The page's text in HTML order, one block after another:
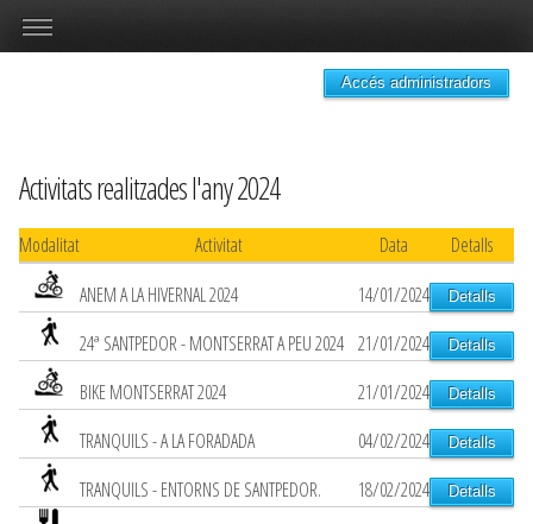
Accés administradors
Activitats realitzades l'any 2024
Modalitat Activitat Data
Detalls
ANEM A LA HIVERNAL 2024
14/01/2024 Detalls
24ª SANTPEDOR - MONTSERRAT A PEU 2024 21/01/2024 Detalls
BIKE MONTSERRAT 2024 21/01/2024 Detalls
TRANQUILS - A LA FORADADA 04/02/2024 Detalls
TRANQUILS - ENTORNS DE SANTPEDOR. 18/02/2024 Detalls